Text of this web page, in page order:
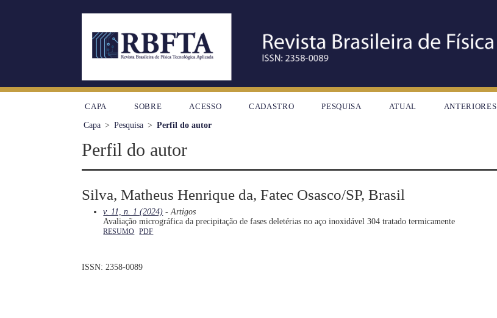
CAPA SOBRE ACESSO CADASTRO PESQUISA ATUAL ANTERIORES
Capa > Pesquisa > Perfil do autor
Perfil do autor
Silva, Matheus Henrique da, Fatec Osasco/SP, Brasil
v. 11, n. 1 (2024) - Artigos
Avaliação micrográfica da precipitação de fases deletérias no aço inoxidável 304 tratado termicamente
RESUMO PDF
ISSN: 2358-0089